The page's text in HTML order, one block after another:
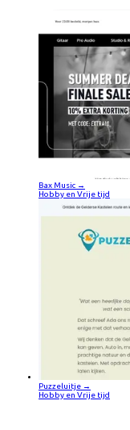
Bax Music →
Hobby en Vrije tijd
Puzzeluitje →
Hobby en Vrije tijd